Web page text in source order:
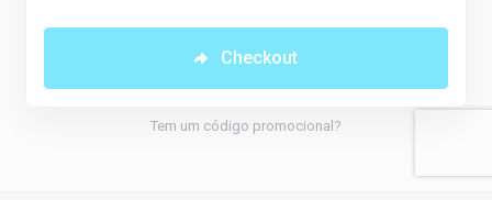
Checkout
Tem um código promocional?